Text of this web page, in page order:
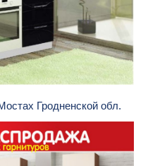
Гродненской обл.